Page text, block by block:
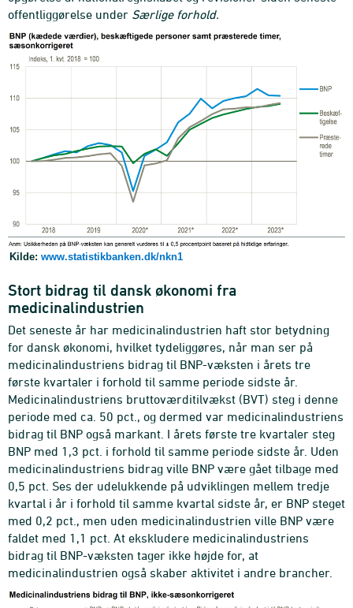
offentliggørelse under Særlige forhold.
Kilde: www.statistikbanken.dk/nkn1
Stort bidrag til dansk økonomi fra
medicinalindustrien
Det seneste år har medicinalindustrien haft stor betydning
for dansk økonomi, hvilket tydeliggøres, når man ser på
medicinalindustriens bidrag til BNP-væksten i årets tre
første kvartaler i forhold til samme periode sidste år.
Medicinalindustriens bruttoværditilvækst (BVT) steg i denne
periode med ca. 50 pct., og dermed var medicinalindustriens
bidrag til BNP også markant. I årets første tre kvartaler steg
BNP med 1,3 pct. i forhold til samme periode sidste år. Uden
medicinalindustriens bidrag ville BNP være gået tilbage med
0,5 pct. Ses der udelukkende på udviklingen mellem tredje
kvartal i år i forhold til samme kvartal sidste år, er BNP steget
med 0,2 pct., men uden medicinalindustrien ville BNP være
faldet med 1,1 pct. At ekskludere medicinalindustriens
bidrag til BNP-væksten tager ikke højde for, at
medicinalindustrien også skaber aktivitet i andre brancher.